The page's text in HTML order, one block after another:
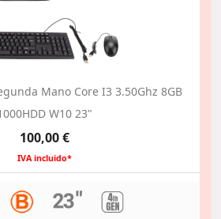
Mano Core I3 3.50Ghz 8GB
W10 23"
Precio
100,00 €
IVA incluido*